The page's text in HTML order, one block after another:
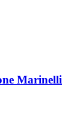
Marinelli